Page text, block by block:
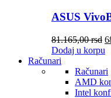
ASUS
81.165,00rsd
Dodaj u korpu
Računari
Računari
AMD
Intel